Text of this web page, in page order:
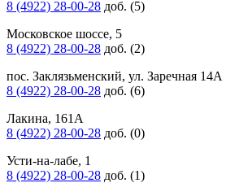
8 (4922) 28-00-28 доб. (5)
Московское шоссе, 5
8 (4922) 28-00-28 доб. (2)
пос. Заклязьменский, ул. Заречная 14А
8 (4922) 28-00-28 доб. (6)
Лакина, 161А
8 (4922) 28-00-28 доб. (0)
Усти-на-лабе, 1
8 (4922) 28-00-28 доб. (1)